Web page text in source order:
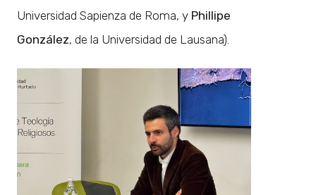
Universidad Sapienza de Roma, y Phillipe
González, de la Universidad de Lausana).